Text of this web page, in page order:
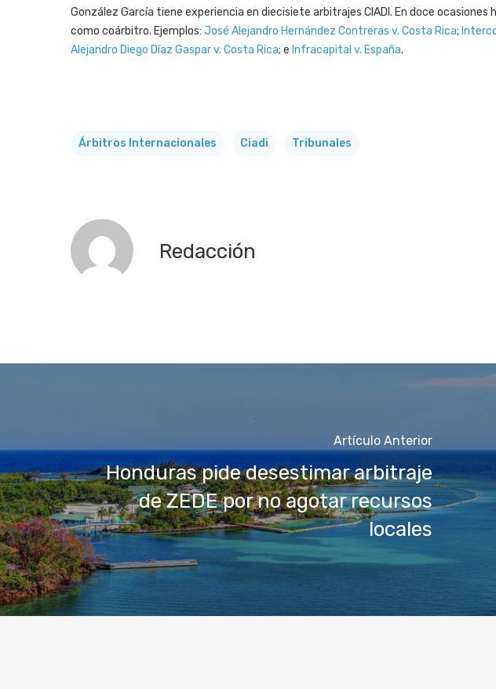
González García tiene experiencia en diecisiete arbitrajes CIADI. En doce
como coárbitro. Ejemplos: José Alejandro Hernández Contreras v. Costa Rica;
Alejandro Diego Díaz Gaspar v. Costa Rica; e Infracapital v. España.
Árbitros Internacionales Ciadi Tribunales
Redacción
Artículo Anterior
Honduras pide desestimar arbitraje
de ZEDE por no agotar recursos
locales